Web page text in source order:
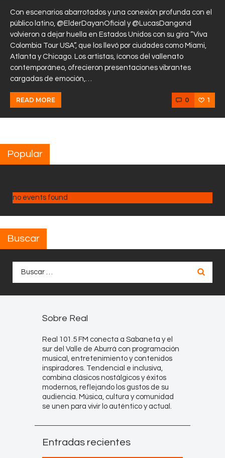
Con escenarios abarrotados y una conexión profunda con el
público latino, @ElderDayanOficial y @LucasDangond
volvieron a dejar huella en Estados Unidos con su gira “Viva
Colombia Tour USA”, que los llevó por ciudades como Miami,
Atlanta y Chicago. Los artistas, íconos del vallenato
contemporáneo, ofrecieron presentaciones vibrantes
cargadas de emoción,…
READ MORE 0 1
Popular
no events found
Buscar
Sobre Real
Real 101.5 FM conecta a Sabaneta y el
sur del Valle de Aburrá con programación
musical, entretenimiento y contenidos
inspiradores. Tendencial e inclusiva,
combina clásicos nostálgicos y éxitos
modernos, reflejando los gustos de su
audiencia. Música, cultura y comunidad
se unen para vivir lo auténtico y actual.
Entradas recientes